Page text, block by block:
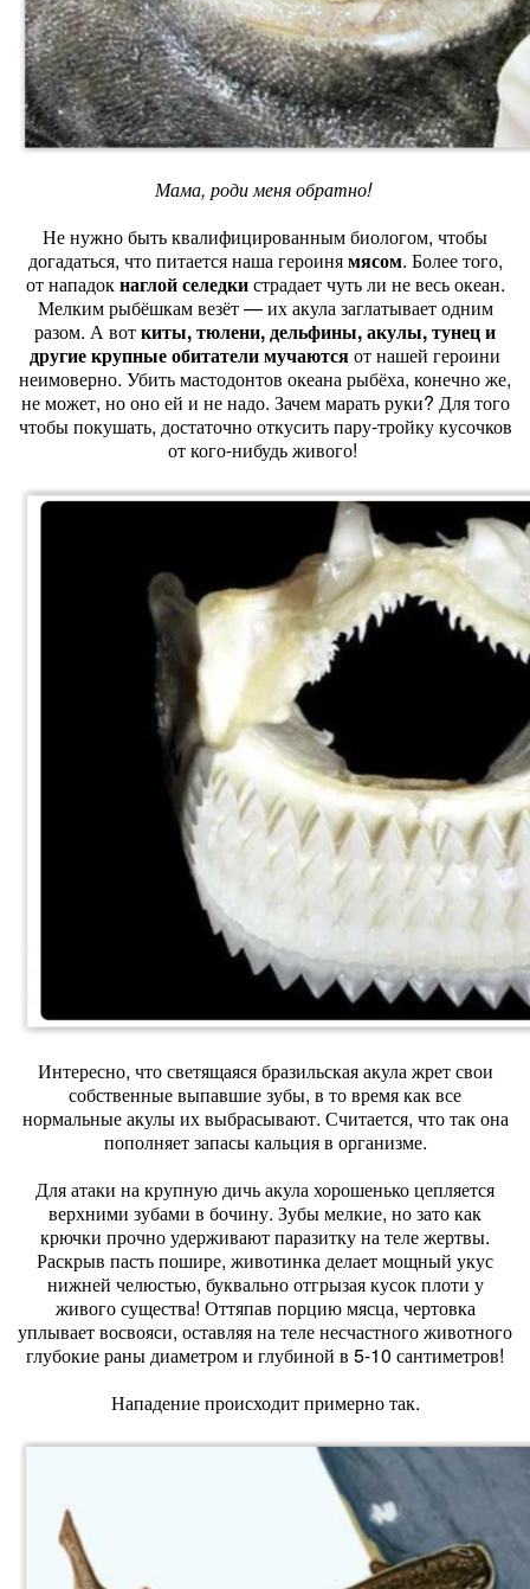
Мама, роди меня обратно!
Не нужно быть квалифицированным биологом, чтобы
догадаться, что питается наша героинямясом. Более того,
от нападокнаглой селедкистрадает чуть ли не весь океан.
Мелким рыбёшкам везёт — их акула заглатывает одним
разом. А воткиты, тюлени, дельфины, акулы, тунец и
другие крупные обитатели мучаютсяот нашей героини
неимоверно. Убить мастодонтов океана рыбёха, конечно же,
не может, но оно ей и не надо. Зачем марать руки? Для того
чтобы покушать, достаточно откусить пару-тройку кусочков
от кого-нибудь живого!
Интересно, что светящаяся бразильская акула жрет свои
собственные выпавшие зубы, в то время как все
нормальные акулы их выбрасывают. Считается, что так она
пополняет запасы кальция в организме.
Для атаки на крупную дичь акула хорошенько цепляется
верхними зубами в бочину. Зубы мелкие, но зато как
крючки прочно удерживают паразитку на теле жертвы.
Раскрыв пасть пошире, животинка делает мощный укус
нижней челюстью, буквально отгрызая кусок плоти у
живого существа! Оттяпав порцию мясца, чертовка
уплывает восвояси, оставляя на теле несчастного животного
глубокие раны диаметром и глубиной в 5-10 сантиметров!
Нападение происходит примерно так.